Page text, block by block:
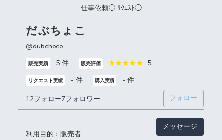
仕事依頼◯ ﾘｸｴｽﾄ◯
だぶちょこ
@dubchoco
販売実績 5 件 販売評価 5
リクエスト実績 - 件 購入実績 - 件
12フォロー7フォロワー フォロー
利用目的：販売者
メッセージ